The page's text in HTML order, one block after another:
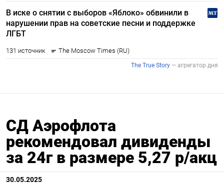
СД Аэрофлота
рекомендовал дивиденды
за 24г в размере 5,27 р/акц
30.05.2025